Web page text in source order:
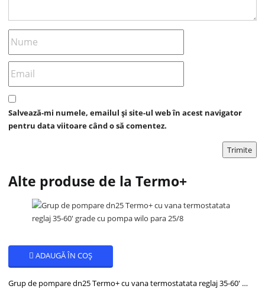
Salvează-mi numele, emailul și site-ul web în acest navigator
pentru data viitoare când o să comentez.
Alte produse de la Termo+
ADAUGĂ ÎN COȘ
Grup de pompare dn25 Termo+ cu vana termostatata reglaj 35-60′ grade cu pompa wilo para 25/8